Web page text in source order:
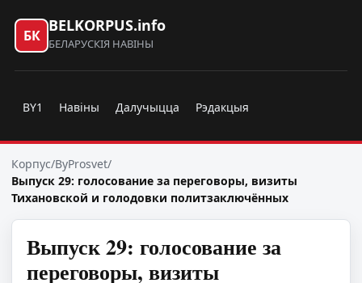
БК
BELKORPUS.info
БЕЛАРУСКІЯ НАВІНЫ
BY1 Навіны Далучыцца Рэдакцыя
Корпус/ByProsvet/
Выпуск 29: голосование за переговоры, визиты
Тихановской и голодовки политзаключённых
Выпуск 29: голосование за
переговоры, визиты